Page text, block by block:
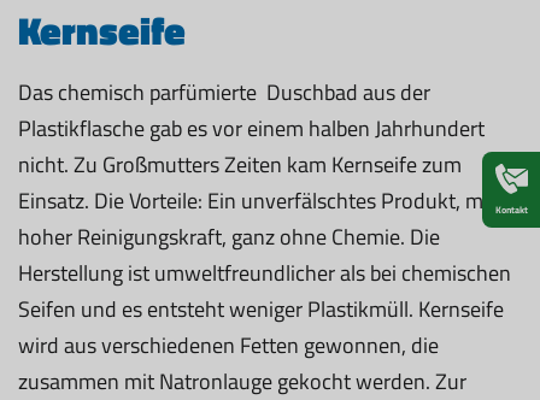
Kernseife
Das chemisch parfümierte Duschbad aus der
Plastikflasche gab es vor einem halben Jahrhundert
nicht. Zu Großmutters Zeiten kam Kernseife zum
Einsatz. Die Vorteile: Ein unverfälschtes Produkt, mit
hoher Reinigungskraft, ganz ohne Chemie. Die
Herstellung ist umweltfreundlicher als bei chemischen
Seifen und es entsteht weniger Plastikmüll. Kernseife
wird aus verschiedenen Fetten gewonnen, die
zusammen mit Natronlauge gekocht werden. Zur
Kontakt